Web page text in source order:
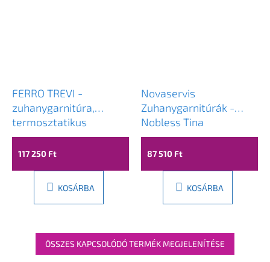
FERRO TREVI -
zuhanygarnitúra,
termosztatikus
zuhanycsaptelep és fej
30x30cm, fekete,
117 250 Ft
KOSÁRBA
Novaservis
Zuhanygarnitúrák -
Nobless Tina
zuhanygarnitúra 250
csapteleppel, felső
fekete, SET042 / 38,5
87 510 Ft
KOSÁRBA
ÖSSZES KAPCSOLÓDÓ TERMÉK MEGJELENÍTÉSE